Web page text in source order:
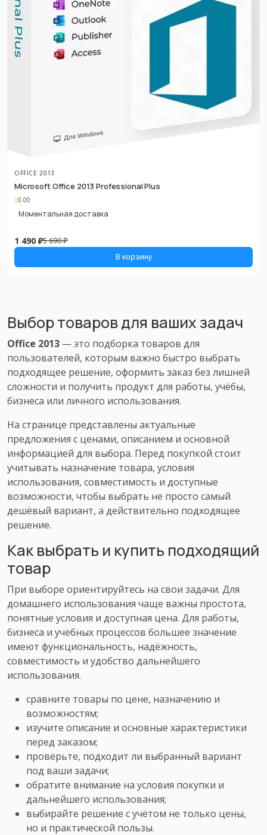
OFFICE 2013
Microsoft Office 2013 Professional Plus
0.00
Моментальная доставка
1 490 ₽5 690 ₽
В корзину
Выбор товаров для ваших задач
Office 2013 — это подборка товаров для
пользователей, которым важно быстро выбрать
подходящее решение, оформить заказ без лишней
сложности и получить продукт для работы, учёбы,
бизнеса или личного использования.
На странице представлены актуальные
предложения с ценами, описанием и основной
информацией для выбора. Перед покупкой стоит
учитывать назначение товара, условия
использования, совместимость и доступные
возможности, чтобы выбрать не просто самый
дешёвый вариант, а действительно подходящее
решение.
Как выбрать и купить подходящий
товар
При выборе ориентируйтесь на свои задачи. Для
домашнего использования чаще важны простота,
понятные условия и доступная цена. Для работы,
бизнеса и учебных процессов большее значение
имеют функциональность, надёжность,
совместимость и удобство дальнейшего
использования.
сравните товары по цене, назначению и
возможностям;
изучите описание и основные характеристики
перед заказом;
проверьте, подходит ли выбранный вариант
под ваши задачи;
обратите внимание на условия покупки и
дальнейшего использования;
выбирайте решение с учётом не только цены,
но и практической пользы.